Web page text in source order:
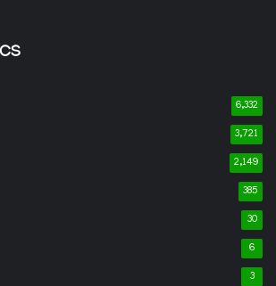
6,332
3,721
2,149
385
30
6
3